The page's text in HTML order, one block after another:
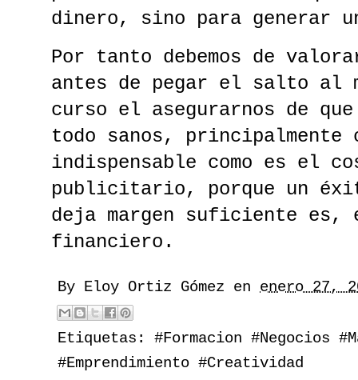
dinero, sino para generar
Por tanto debemos de
antes de pegar el salto al
curso el asegurarnos de
todo sanos, principalmente
indispensable como es el
publicitario, porque un
deja margen suficiente es,
financiero.
By Eloy Ortiz Gómez en enero 27,
Etiquetas: #Formacion #Negocios
#Emprendimiento #Creatividad